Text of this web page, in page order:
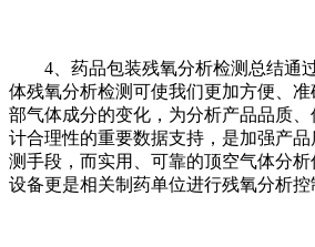
4、药品包装残氧分析检测总结通
体残氧分析检测可使我们更加方便、
部气体成分的变化，为分析产品品质
计合理性的重要数据支持，是加强产
测手段，而实用、可靠的顶空气体分
设备更是相关制药单位进行残氧分析控